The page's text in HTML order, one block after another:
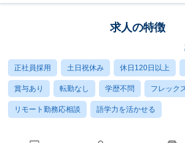
求人の特徴
正社員採用 土日祝休み 休日120日以上
賞与あり 転勤なし 学歴不問 フレック
リモート勤務応相談 語学力を活かせる